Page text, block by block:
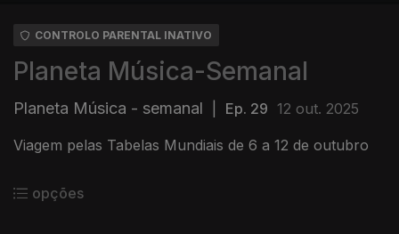
CONTROLO PARENTAL INATIVO
Planeta Música-Semanal
Planeta Música - semanal Ep. 29 12 out. 2025
Viagem pelas Tabelas Mundiais de 6 a 12 de outubro
opções